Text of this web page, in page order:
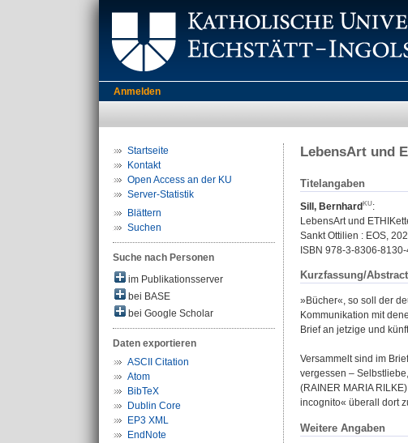
Anmelden
Startseite
Kontakt
Open Access an der KU
Server-Statistik
Blättern
Suchen
Suche nach Personen
im Publikationsserver
bei BASE
bei Google Scholar
Daten exportieren
ASCII Citation
Atom
BibTeX
Dublin Core
EP3 XML
EndNote
LebensArt und
Titelangaben
Sill, Bernhard
:
LebensArt und
Sankt Ottilien : EOS,
ISBN 978-3-8306-
Kurzfassung/Abstract
»Bücher«, so soll der
Kommunikation mit
Brief an jetzige und
Versammelt sind im
vergessen –
(RAINER MARIA
incognito« überall dort
Weitere Angaben